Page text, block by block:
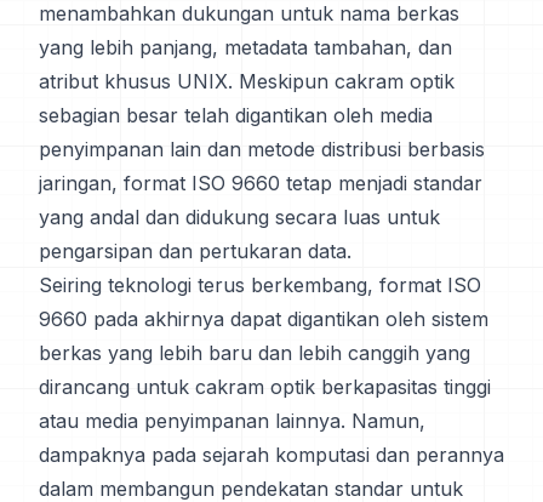
menambahkan dukungan untuk nama berkas
yang lebih panjang, metadata tambahan, dan
atribut khusus UNIX. Meskipun cakram optik
sebagian besar telah digantikan oleh media
penyimpanan lain dan metode distribusi berbasis
jaringan, format ISO 9660 tetap menjadi standar
yang andal dan didukung secara luas untuk
pengarsipan dan pertukaran data.
Seiring teknologi terus berkembang, format ISO
9660 pada akhirnya dapat digantikan oleh sistem
berkas yang lebih baru dan lebih canggih yang
dirancang untuk cakram optik berkapasitas tinggi
atau media penyimpanan lainnya. Namun,
dampaknya pada sejarah komputasi dan perannya
dalam membangun pendekatan standar untuk